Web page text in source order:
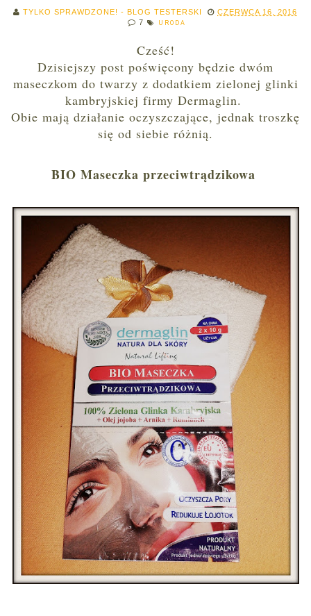
TYLKO SPRAWDZONE! - BLOG TESTERSKI
CZERWCA 16, 2016
7
URODA
Cześć!
Dzisiejszy post poświęcony będzie dwóm
maseczkom do twarzy z dodatkiem zielonej glinki
kambryjskiej firmy Dermaglin.
Obie mają działanie oczyszczające, jednak troszkę
się od siebie różnią.
BIO Maseczka przeciwtrądzikowa